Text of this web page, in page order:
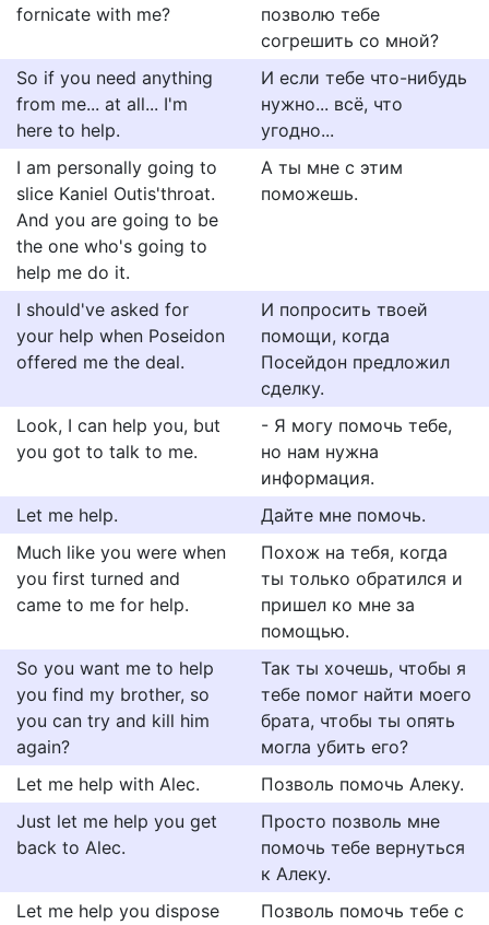
fornicate with me?
позволю тебе
согрешить со мной?
So if you need anything
from me... at all... I'm
here to help.
И если тебе что-нибудь
нужно... всё, что
угодно...
I am personally going to
slice Kaniel Outis'throat.
And you are going to be
the one who's going to
help me do it.
А ты мне с этим
поможешь.
I should've asked for
your help when Poseidon
offered me the deal.
И попросить твоей
помощи, когда
Посейдон предложил
сделку.
Look, I can help you, but
you got to talk to me.
- Я могу помочь тебе,
но нам нужна
информация.
Let me help.
Дайте мне помочь.
Much like you were when
you first turned and
came to me for help.
Похож на тебя, когда
ты только обратился и
пришел ко мне за
помощью.
So you want me to help
you find my brother, so
you can try and kill him
again?
Так ты хочешь, чтобы я
тебе помог найти моего
брата, чтобы ты опять
могла убить его?
Let me help with Alec.
Позволь помочь Алеку.
Just let me help you get
back to Alec.
Просто позволь мне
помочь тебе вернуться
к Алеку.
Let me help you dispose
Позволь помочь тебе с